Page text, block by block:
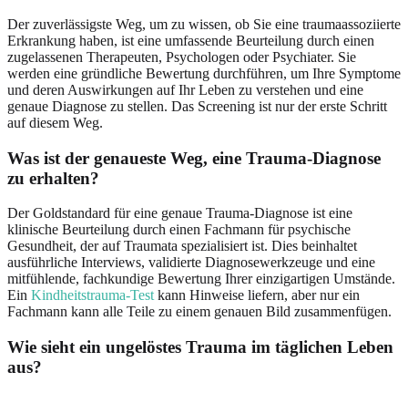
Der zuverlässigste Weg, um zu wissen, ob Sie eine traumaassoziierte
Erkrankung haben, ist eine umfassende Beurteilung durch einen
zugelassenen Therapeuten, Psychologen oder Psychiater. Sie
werden eine gründliche Bewertung durchführen, um Ihre Symptome
und deren Auswirkungen auf Ihr Leben zu verstehen und eine
genaue Diagnose zu stellen. Das Screening ist nur der erste Schritt
auf diesem Weg.
Was ist der genaueste Weg, eine Trauma-Diagnose
zu erhalten?
Der Goldstandard für eine genaue Trauma-Diagnose ist eine
klinische Beurteilung durch einen Fachmann für psychische
Gesundheit, der auf Traumata spezialisiert ist. Dies beinhaltet
ausführliche Interviews, validierte Diagnosewerkzeuge und eine
mitfühlende, fachkundige Bewertung Ihrer einzigartigen Umstände.
Ein Kindheitstrauma-Test kann Hinweise liefern, aber nur ein
Fachmann kann alle Teile zu einem genauen Bild zusammenfügen.
Wie sieht ein ungelöstes Trauma im täglichen Leben
aus?